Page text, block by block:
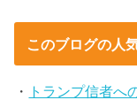
このブログの人
・ トランプ信者